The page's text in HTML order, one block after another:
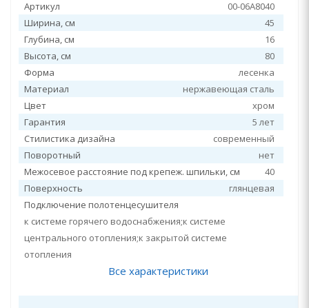
Артикул
00-06A8040
Ширина, см
45
Глубина, см
16
Высота, см
80
Форма
лесенка
Материал
нержавеющая сталь
Цвет
хром
Гарантия
5 лет
Стилистика дизайна
современный
Поворотный
нет
Межосевое расстояние под крепеж. шпильки, см
40
Поверхность
глянцевая
Подключение полотенцесушителя
к системе горячего водоснабжения;к системе
центрального отопления;к закрытой системе
отопления
Все характеристики